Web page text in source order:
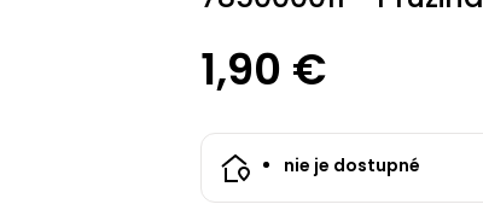
1,90 €
nie je dostupné